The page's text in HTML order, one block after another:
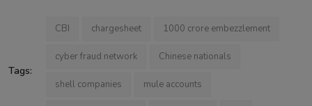
Tags:
CBI chargesheet 1000 crore embezzlement
cyber fraud network Chinese nationals
shell companies mule accounts